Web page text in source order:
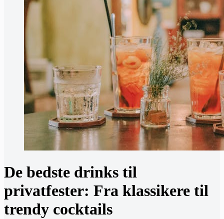
De bedste drinks til
privatfester: Fra klassikere til
trendy cocktails